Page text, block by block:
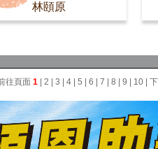
林頤原
往頁面 1| 2 3 4| 5 6 7 8 9 10|